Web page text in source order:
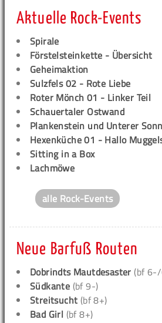
Aktuelle Rock-Events
Spirale
Förstelsteinkette - Übersicht
Geheimaktion
Sulzfels 02 - Rote Liebe
Roter Mönch 01 - Linker Teil
Schauertaler Ostwand
Plankenstein und Unterer
Hexenküche 01 - Hallo
Sitting in a Box
Lachmöwe
alle Rock-Events
Neue Barfuß Routen
Dobrindts Mautdesaster (bf
Südkante (bf 9-)
Streitsucht (bf 8+)
Bad Girl (bf 8+)